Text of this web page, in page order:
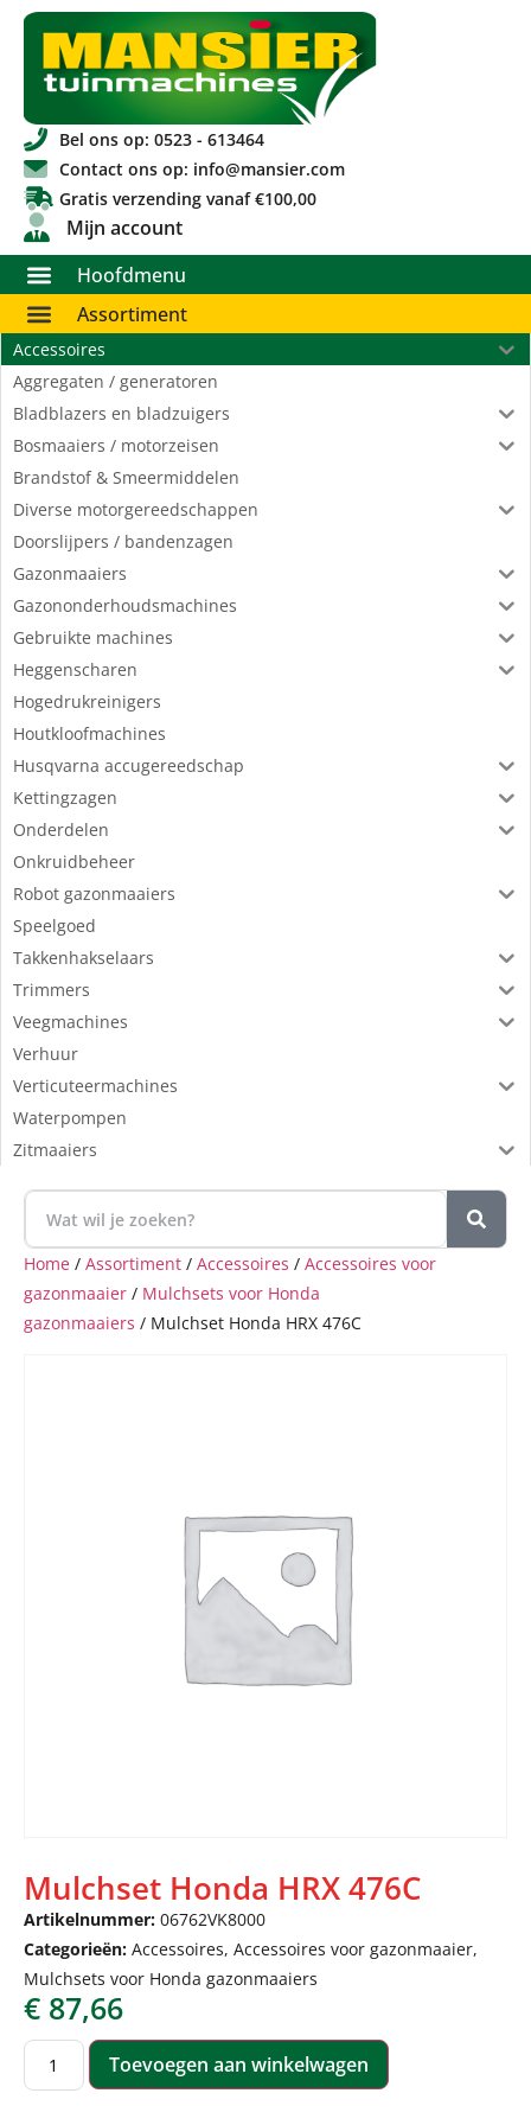
Bel ons op: 0523 - 613464
Contact ons op: info@mansier.com
Gratis verzending vanaf €100,00
Mijn account
Hoofdmenu
Assortiment
Accessoires
Aggregaten / generatoren
Bladblazers en bladzuigers
Bosmaaiers / motorzeisen
Brandstof & Smeermiddelen
Diverse motorgereedschappen
Doorslijpers / bandenzagen
Gazonmaaiers
Gazononderhoudsmachines
Gebruikte machines
Heggenscharen
Hogedrukreinigers
Houtkloofmachines
Husqvarna accugereedschap
Kettingzagen
Onderdelen
Onkruidbeheer
Robot gazonmaaiers
Speelgoed
Takkenhakselaars
Trimmers
Veegmachines
Verhuur
Verticuteermachines
Waterpompen
Zitmaaiers
Home / Assortiment / Accessoires / Accessoires voor
gazonmaaier / Mulchsets voor Honda
gazonmaaiers / Mulchset Honda HRX 476C
Mulchset Honda HRX 476C
Artikelnummer: 06762VK8000
Categorieën: Accessoires, Accessoires voor gazonmaaier,
Mulchsets voor Honda gazonmaaiers
€ 87,66
Toevoegen aan winkelwagen